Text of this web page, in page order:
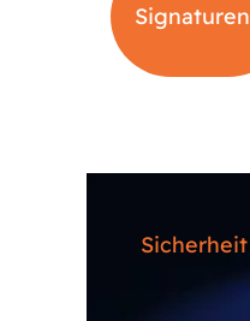
Signaturen
Sicherheit